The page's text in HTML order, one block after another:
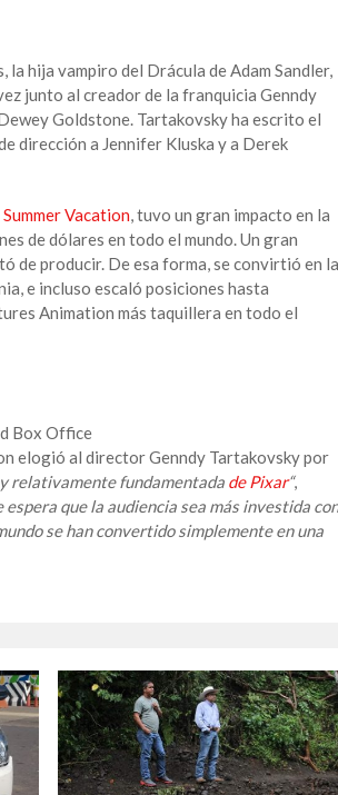
la hija vampiro del Drácula de Adam Sandler,
junto al creador de la franquicia Genndy
Goldstone. Tartakovsky ha escrito el
dirección a Jennifer Kluska y a Derek
Vacation, tuvo un gran impacto en la
de dólares en todo el mundo. Un gran
de producir. De esa forma, se convirtió en la
e incluso escaló posiciones hasta
Animation más taquillera en todo el
elogió al director Genndy Tartakovsky por
relativamente fundamentada de Pixar“,
espera que la audiencia sea más investida con
se han convertido simplemente en una